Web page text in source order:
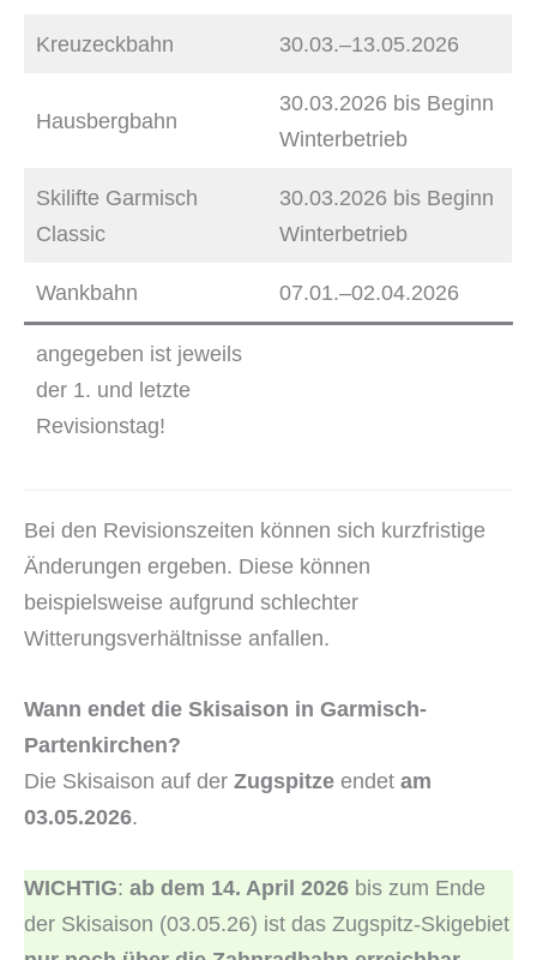
Kreuzeckbahn 30.03.–13.05.2026
Hausbergbahn
30.03.2026 bis Beginn
Winterbetrieb
Skilifte Garmisch
Classic
30.03.2026 bis Beginn
Winterbetrieb
Wankbahn 07.01.–02.04.2026
angegeben ist jeweils
der 1. und letzte
Revisionstag!
Bei den Revisionszeiten können sich kurzfristige
Änderungen ergeben. Diese können
beispielsweise aufgrund schlechter
Witterungsverhältnisse anfallen.
Wann endet die Skisaison in Garmisch-
Partenkirchen?
Die Skisaison auf der Zugspitze endet am
03.05.2026.
WICHTIG: ab dem 14. April 2026 bis zum Ende
der Skisaison (03.05.26) ist das Zugspitz-Skigebiet